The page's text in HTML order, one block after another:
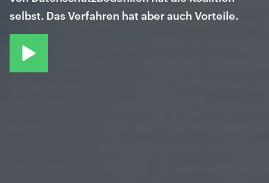
selbst. Das Verfahren hat aber auch Vorteile.